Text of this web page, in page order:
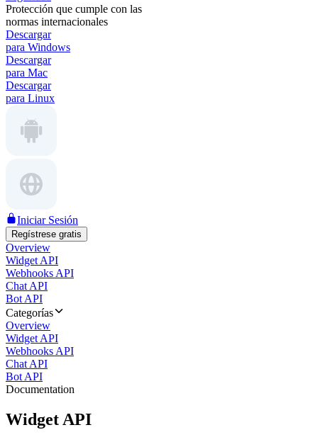
Protección que cumple con las
normas internacionales
Descargar
para Windows
Descargar
para Mac
Descargar
para Linux
Iniciar Sesión
Regístrese gratis
Overview
Widget API
Webhooks API
Chat API
Bot API
Categorías
Overview
Widget API
Webhooks API
Chat API
Bot API
Documentation
Widget API